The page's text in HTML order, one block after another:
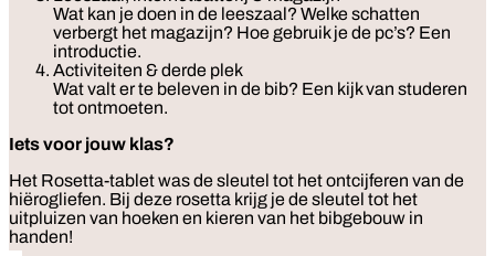
Wat kan je doen in de leeszaal? Welke schatten
verbergt het magazijn? Hoe gebruik je de pc’s? Een
introductie.
Activiteiten & derde plek
Wat valt er te beleven in de bib? Een kijk van studeren
tot ontmoeten.
Iets voor jouw klas?
Het Rosetta-tablet was de sleutel tot het ontcijferen van de
hiërogliefen. Bij deze rosetta krijg je de sleutel tot het
uitpluizen van hoeken en kieren van het bibgebouw in
handen!